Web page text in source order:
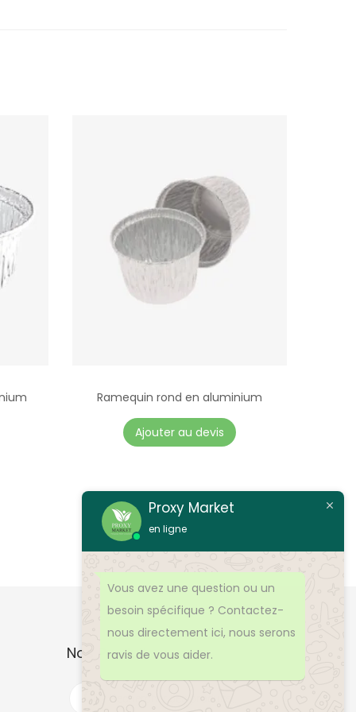
Ramequin rond en aluminium
Ajouter au devis
Nos Produits
Proxy Market
en ligne
Vous avez une question ou un
besoin spécifique ? Contactez-
nous directement ici, nous serons
ravis de vous aider.